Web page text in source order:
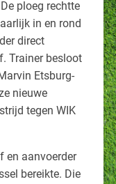
ploeg rechtte
in en rond
direct
Trainer besloot
Etsburg-
nieuwe
tegen WIK
en aanvoerder
bereikte. Die